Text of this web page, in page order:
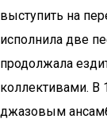
выступить на
исполнила две
продолжала
коллективами. В
джазовым